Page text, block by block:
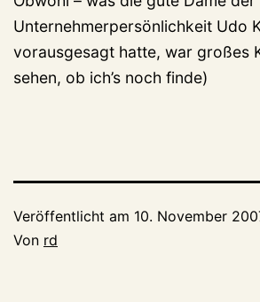
Unternehmerpersönlichkeit Udo
vorausgesagt hatte, war großes
sehen, ob ich’s noch finde)
Veröffentlicht am 10. November
Von rd